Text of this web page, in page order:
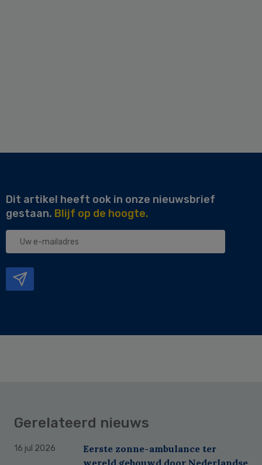
Dit artikel heeft ook in onze nieuwsbrief
gestaan. Blijf op de hoogte.
Uw
Gerelateerd nieuws
16 jul 2026
Eerste zonne-ambulance ter
wereld gebouwd door Nederlandse